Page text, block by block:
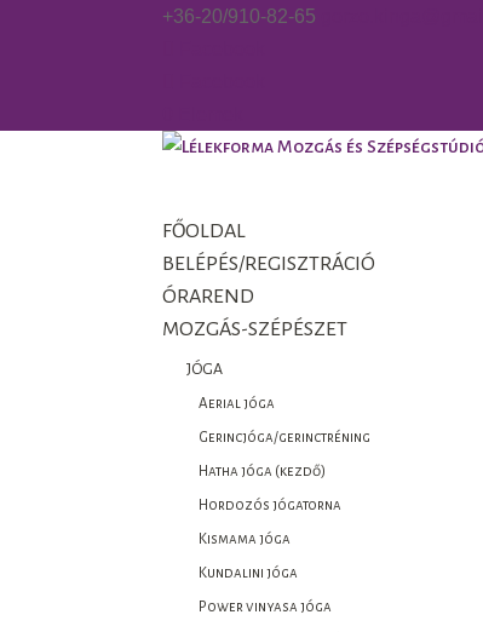
+36-20/910-82-65
FŐOLDAL
BELÉPÉS/REGISZTRÁCIÓ
ÓRAREND
MOZGÁS-SZÉPÉSZET
JÓGA
Aerial jóga
Gerincjóga/gerinctréning
Hatha jóga (kezdő)
Hordozós jógatorna
Kismama jóga
Kundalini jóga
Power vinyasa jóga